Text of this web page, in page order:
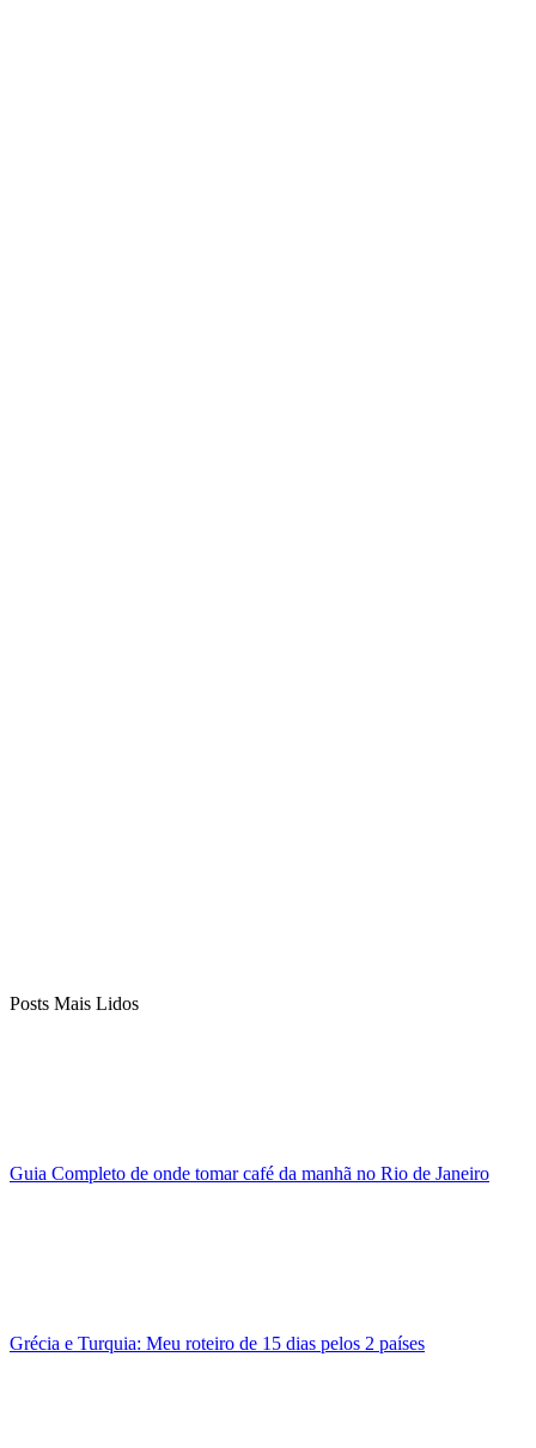
Posts Mais Lidos
Guia Completo de onde tomar café da manhã no Rio de Janeiro
Grécia e Turquia: Meu roteiro de 15 dias pelos 2 países